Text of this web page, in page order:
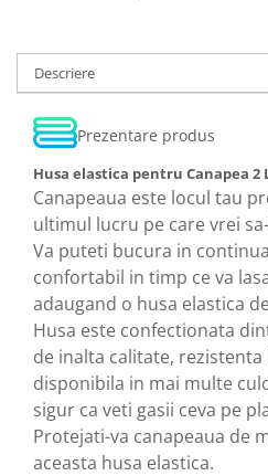
Descriere
Prezentare produs
Husa elastica pentru Canapea 2
Canapeaua este locul tau
ultimul lucru pe care vrei
Va puteti bucura in
confortabil in timp ce va
adaugand o husa elastica
Husa este confectionata
de inalta calitate, rezistenta
disponibila in mai multe
sigur ca veti gasii ceva pe
Protejati-va canapeaua de
aceasta husa elastica.